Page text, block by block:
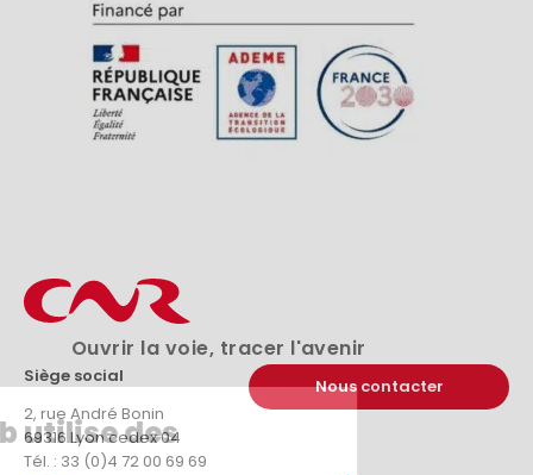
Ouvrir la voie, tracer l'avenir
Siège social
2, rue André Bonin
69316 Lyon cedex 04
Tél. : 33 (0)4 72 00 69 69
Nous contacter